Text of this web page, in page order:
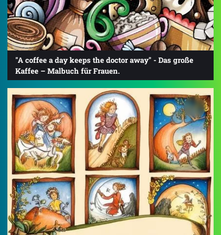
"A coffee a day keeps the doctor away" - Das große
Kaffee – Malbuch für Frauen.